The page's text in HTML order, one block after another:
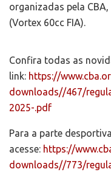
organizadas pela
(Vortex 60cc FIA).
Confira todas as
link: https://
downloads//467/
2025-.pdf
Para a parte
acesse: https://
downloads//773/